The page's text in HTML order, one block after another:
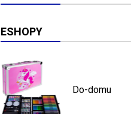
ESHOPY
Do-domu